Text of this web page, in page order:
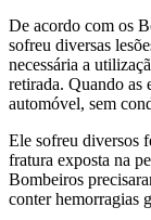
De acordo com os
sofreu diversas
necessária a
retirada. Quando as
automóvel, sem
Ele sofreu diversos
fratura exposta na
Bombeiros
conter hemorragias